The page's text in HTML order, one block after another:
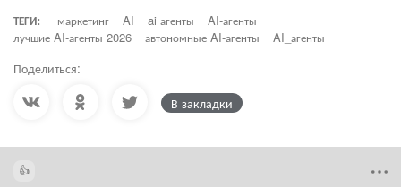
ТЕГИ:
маркетинг AI ai агенты
AI-агенты
лучшие AI-агенты 2026
автономные AI-агенты AI_агенты
Поделиться:
В закладки